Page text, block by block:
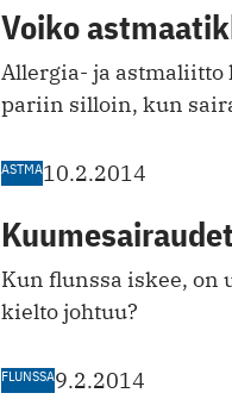
Voiko
Allergia- ja
pariin silloin, kun
ASTMA10.2.2014
Kun flunssa iskee,
kielto johtuu?
FLUNSSA9.2.2014